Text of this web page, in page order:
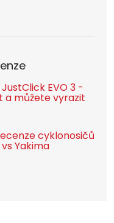
EVO 3 -
a můžete vyrazit
cyklonosičů
Yakima